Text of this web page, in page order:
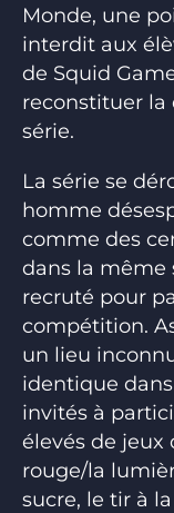
Monde, une
interdit aux
de Squid
reconstituer la
série.
La série se
homme
comme des
dans la même
recruté pour
compétition.
un lieu
identique
invités à
élevés de jeux
rouge/la
sucre, le tir à